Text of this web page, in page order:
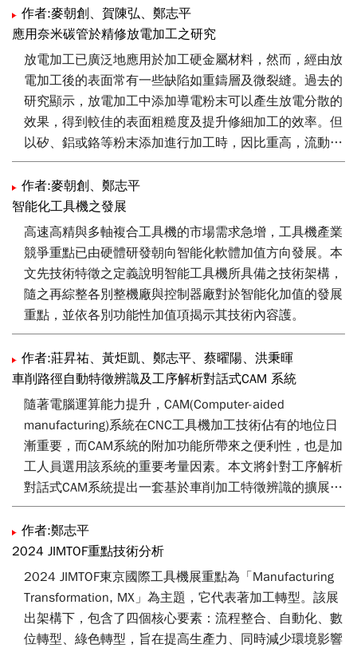
及多樣性之需求。同時亦利用個人電腦控制器開放式平台
之特性，整合其他加值智能模組，將對話式加工程式編
輯、遠端監控、加工時間預估及快速加工擬等加值智能模
組，補足高階車銑複合加工機智能化輔助功能之缺口。透
過本開發之成功案例建構國內同業於全數位系統應用信
心。進一步可協助扎根中高等級工具機之全國產化之供應
鏈與國際產業技術水準銜接。
作者:麥朝創、賀陳弘、鄭志平
應用奈米碳管於精修放電加工之研究
放電加工已廣泛地應用於加工硬金屬材料，然而，經由放
電加工後的表面常有一些缺陷如重鑄層及微裂縫。過去的
研究顯示，放電加工中添加導電粉末可以產生放電分散的
效果，得到較佳的表面粗糙度及提升修細加工的效率。但
以矽、鋁或鉻等粉末添加進行加工時，因比重高，流動性
差易沉澱，不易均勻分散至加工液中，造成加工效果有時
不如預期。奈米碳管具備比重輕、圓柱狀及奈米尺寸等性
質，流動性佳，容易漂浮於加工液中。
本文於混合的介電液中添加界面活性劑，以進一步提升奈
米碳管在加工液中分散性。當放電加工液中添加奈米碳管
重量濃度為0.4 g/l時，精加工後表面粗度可以達到Ra
0.09 μm，而加工時間僅需1.2小時，同時加工表面的微
裂縫及缺陷也大幅減少。採用的修細放電參數為電極接負
極性、電流1 A、脈衝時間2 μs、開路電壓280 V、極間
電壓70 V。相較於傳統放電加工，本技術在加工表面粗度
可以期待奈米碳管將應用於在許多放電加工製程上。
作者:麥朝創、鄭志平
智能化工具機之發展
高速高精與多軸複合工具機的市場需求急增，工具機產業
競爭重點已由硬體研發朝向智能化軟體加值方向發展。本
文先技術特徵之定義說明智能工具機所具備之技術架構，
隨之再綜整各別整機廠與控制器廠對於智能化加值的發展
重點，並依各別功能性加值項揭示其技術內容護。
作者:莊昇祐、黃炬凱、鄭志平、蔡曜陽、洪秉暉
車削路徑自動特徵辨識及工序解析對話式CAM 系統
隨著電腦運算能力提升，CAM(Computer-aided
manufacturing)系統在CNC工具機加工技術佔有的地位日
漸重要，而CAM系統的附加功能所帶來之便利性，也是加
工人員選用該系統的重要考量因素。本文將針對工序解析
對話式CAM系統提出一套基於車削加工特徵辨識的擴展功
能，在取得車削工件的圖檔後，解析其輪廓特徵並轉換成
符合車削加工邏輯的工序規劃，最後匯入CAM系統中進行
切削模擬與生成加工NC碼。透過本擴展功能得以大幅減
少NC碼建置的時間、降低操作人員的專業背景門檻，顯
著提升整體車削加工之產業效能。
作者:鄭志平
2024 JIMTOF重點技術分析
2024 JIMTOF東京國際工具機展重點為「Manufacturing
Transformation, MX」為主題，它代表著加工轉型。該展
出架構下，包含了四個核心要素：流程整合、自動化、數
位轉型、綠色轉型，旨在提高生產力、同時減少環境影響